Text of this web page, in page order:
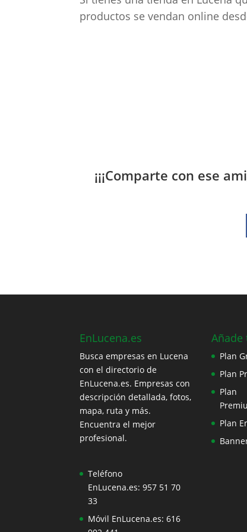
productos se vendan online
¡¡¡Comparte con ese
EnLucena.es
Busca empresas en Lucena
con el directorio de
EnLucena.es. Empresas con
descripción detallada, fotos,
mapa, ruta y más.
Encuentra el mejor
profesional.
Teléfono
EnLucena.es: 957 51 70
33
Móvil EnLucena.es:616
Añade
Plan
Plan
Plan
Plan